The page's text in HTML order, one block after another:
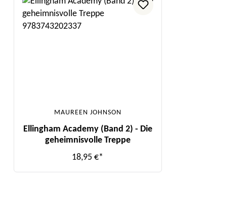
MAUREEN JOHNSON
Ellingham Academy (Band 2) - Die
geheimnisvolle Treppe
18,95 €*